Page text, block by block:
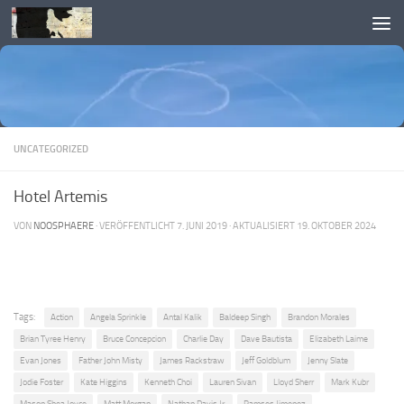
Skip to content
UNCATEGORIZED
Hotel Artemis
VON NOOSPHAERE · VERÖFFENTLICHT 7. JUNI 2019 · AKTUALISIERT 19. OKTOBER 2024
Tags: Action Angela Sprinkle Antal Kalik Baldeep Singh Brandon Morales
Brian Tyree Henry Bruce Concepcion Charlie Day Dave Bautista Elizabeth Laime
Evan Jones Father John Misty James Rackstraw Jeff Goldblum Jenny Slate
Jodie Foster Kate Higgins Kenneth Choi Lauren Sivan Lloyd Sherr Mark Kubr